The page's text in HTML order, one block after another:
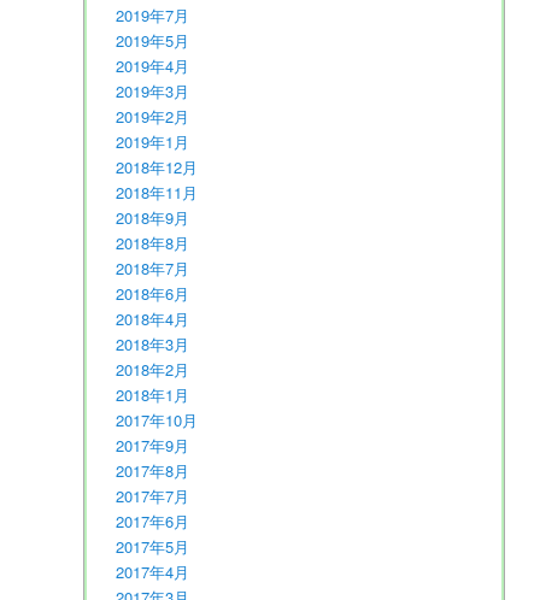
2019年7月
2019年5月
2019年4月
2019年3月
2019年2月
2019年1月
2018年12月
2018年11月
2018年9月
2018年8月
2018年7月
2018年6月
2018年4月
2018年3月
2018年2月
2018年1月
2017年10月
2017年9月
2017年8月
2017年7月
2017年6月
2017年5月
2017年4月